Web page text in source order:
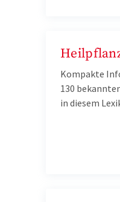
Kompakte
130
in diesem